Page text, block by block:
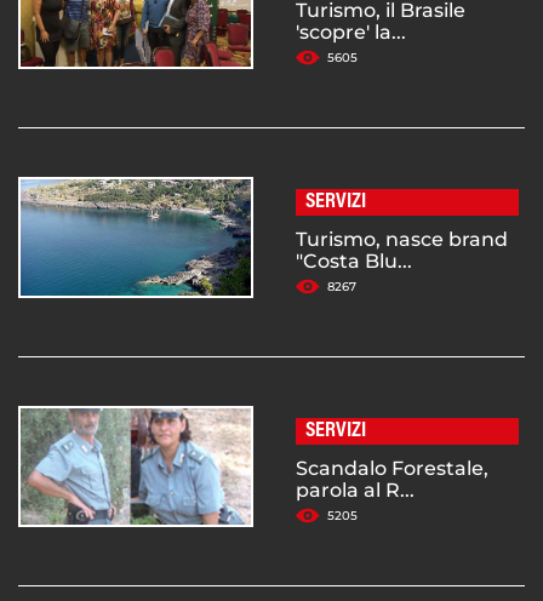
Turismo, il Brasile
'scopre' la...
5605
SERVIZI
Turismo, nasce brand
"Costa Blu...
8267
SERVIZI
Scandalo Forestale,
parola al R...
5205